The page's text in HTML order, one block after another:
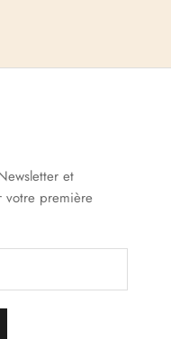
et
votre première